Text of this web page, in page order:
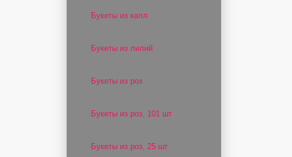
Букеты из калл
Букеты из лилий
Букеты из роз
Букеты из роз, 101 шт
Букеты из роз, 25 шт